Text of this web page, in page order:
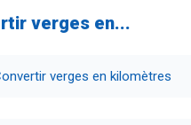
verges en...
verges en kilomètres